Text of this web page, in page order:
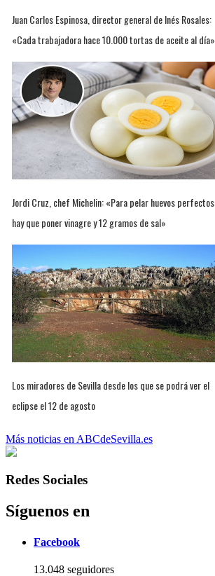
Juan Carlos Espinosa, director general de Inés Rosales:
«Cada trabajadora hace 10.000 tortas de aceite al día»
Jordi Cruz, chef Michelin: «Para pelar huevos perfectos
hay que poner vinagre y 12 gramos de sal»
Los miradores de Sevilla desde los que se podrá ver el
eclipse el 12 de agosto
Más noticias en ABCdeSevilla.es
Redes Sociales
Síguenos en
Facebook
13.048 seguidores